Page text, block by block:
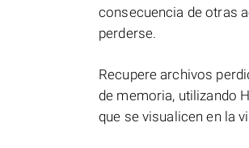
consecuencia de otras
perderse.
Recupere archivos
de memoria, utilizando
que se visualicen en la